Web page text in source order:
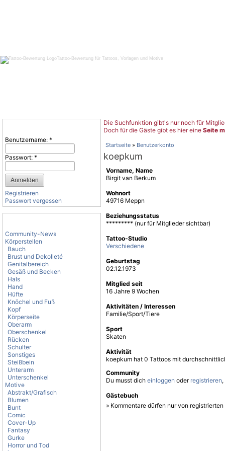
Tattoo-Bewertung für Tattoos, Vorlagen und Motive
Benutzername: *
Passwort: *
Registrieren
Passwort vergessen
Community-News
Körperstellen
Bauch
Brust und Dekolleté
Genitalbereich
Gesäß und Becken
Hals
Hand
Hüfte
Knöchel und Fuß
Kopf
Körperseite
Oberarm
Oberschenkel
Rücken
Schulter
Sonstiges
Steißbein
Unterarm
Unterschenkel
Motive
Abstrakt/Grafisch
Blumen
Bunt
Comic
Cover-Up
Fantasy
Gurke
Horror und Tod
Die Suchfunktion gibt's nur noch für
Doch für die Gäste gibt es hier eine Seite
Startseite » Benutzerkonto
koepkum
Vorname, Name
Birgit van Berkum
Wohnort
49716 Meppn
Beziehungsstatus
********* (nur für Mitglieder sichtbar)
Tattoo-Studio
Verschiedene
Geburtstag
02.12.1973
Mitglied seit
16 Jahre 9 Wochen
Aktivitäten / Interessen
Familie/Sport/Tiere
Sport
Skaten
Aktivität
koepkum hat 0 Tattoos mit
Community
Du musst dich einloggen oder registrieren
Gästebuch
» Kommentare dürfen nur von